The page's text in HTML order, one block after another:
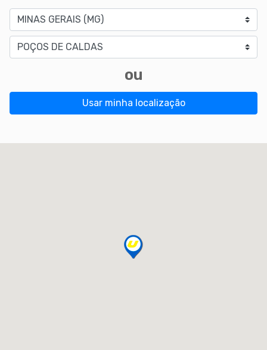
Estado
Cidade
ou
Usar minha localização